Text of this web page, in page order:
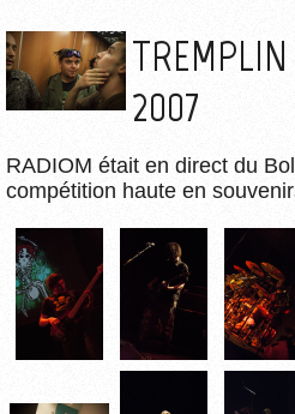
2007
RADIOM était en direct du
compétition haute en